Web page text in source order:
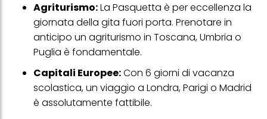
Agriturismo:La Pasquetta è per eccellenza la
giornata della gita fuori porta. Prenotare in
anticipo un agriturismo in Toscana, Umbria o
Puglia è fondamentale.
Capitali Europee:Con 6 giorni di vacanza
scolastica, un viaggio a Londra, Parigi o Madrid
è assolutamente fattibile.